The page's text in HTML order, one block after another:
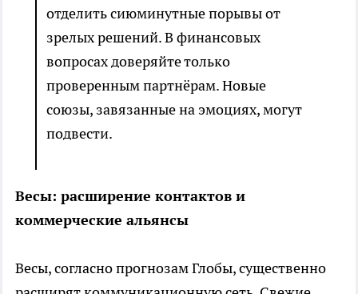
отделить сиюминутные порывы от
зрелых решений. В финансовых
вопросах доверяйте только
проверенным партнёрам. Новые
союзы, завязанные на эмоциях, могут
подвести.
Весы: расширение контактов и
коммерческие альянсы
Весы, согласно прогнозам Глобы, существенно